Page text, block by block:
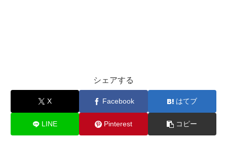
シェアする
X Facebook はてブ
LINE Pinterest コピー